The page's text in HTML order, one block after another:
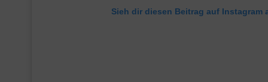
Sieh dir diesen Beitrag auf Instagram